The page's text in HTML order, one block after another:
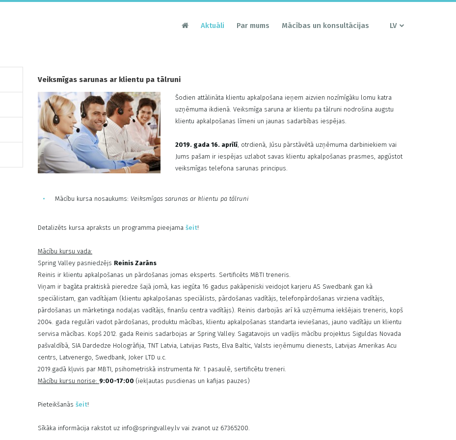
Aktuāli Par mums Mācības un konsultācijas LV
Veiksmīgas sarunas ar klientu pa tālruni
Šodien attālināta klientu apkalpošana ieņem aizvien nozīmīgāku lomu katra
uzņēmuma ikdienā. Veiksmīga saruna ar klientu pa tālruni nodrošina augstu
klientu apkalpošanas līmeni un jaunas sadarbības iespējas.
2019. gada 16. aprīlī, otrdienā, Jūsu pārstāvētā uzņēmuma darbiniekiem vai
Jums pašam ir iespējas uzlabot savas klientu apkalpošanas prasmes, apgūstot
veiksmīgas telefona sarunas principus.
Mācību kursa nosaukums: Veiksmīgas sarunas ar klientu pa tālruni
Detalizēts kursa apraksts un programma pieejamašeit!
Mācību kursu vada:
Spring Valley pasniedzējs Reinis Zarāns
Reinis ir klientu apkalpošanas un pārdošanas jomas eksperts. Sertificēts MBTI treneris.
Viņam ir bagāta praktiskā pieredze šajā jomā, kas iegūta 16 gadus pakāpeniski veidojot karjeru AS Swedbank gan kā
speciālistam, gan vadītājam (klientu apkalpošanas speciālists, pārdošanas vadītājs, telefonpārdošanas virziena vadītājs,
pārdošanas un mārketinga nodaļas vadītājs, finanšu centra vadītājs). Reinis darbojās arī kā uzņēmuma iekšējais treneris, kopš
2004. gada regulāri vadot pārdošanas, produktu mācības, klientu apkalpošanas standarta ieviešanas, jauno vadītāju un klientu
servisa mācības. Kopš 2012. gada Reinis sadarbojas ar Spring Valley. Sagatavojis un vadījis mācību projektus Siguldas Novada
pašvaldībā, SIA Dardedze Hologrāfija, TNT Latvia, Latvijas Pasts, Elva Baltic, Valsts ieņēmumu dienests, Latvijas Amerikas Acu
centrs, Latvenergo, Swedbank, Joker LTD u.c.
2019.gadā kļuvis par MBTI, psihometriskā instrumenta Nr. 1 pasaulē, sertificētu treneri.
Mācību kursu norise: 9:00-17:00 (iekļautas pusdienas un kafijas pauzes)
Pieteikšanāsšeit!
Sīkāka informācija rakstot uz info@springvalley.lv vai zvanot uz 67365200.